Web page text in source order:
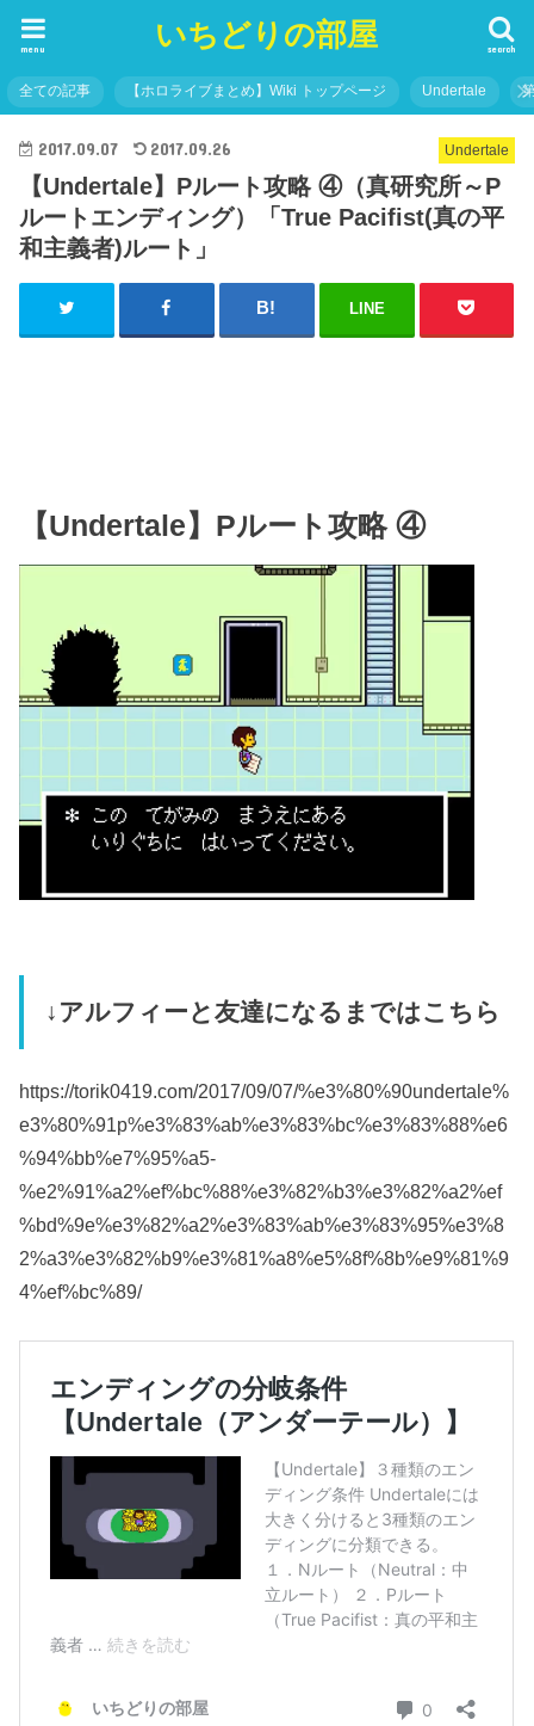
いちどりの部屋 search
menu
全ての記事 【ホロライブまとめ】Wiki トップページ Undertale
Undertale
2017.09.07 2017.09.26
【Undertale】Pルート攻略 ④（真研究所～P
ルートエンディング）「True Pacifist(真の平
和主義者)ルート」
LINE
【Undertale】Pルート攻略 ④
↓アルフィーと友達になるまではこちら
https://torik0419.com/2017/09/07/%e3%80%90undertale%
e3%80%91p%e3%83%ab%e3%83%bc%e3%83%88%e6
%94%bb%e7%95%a5-
%e2%91%a2%ef%bc%88%e3%82%b3%e3%82%a2%ef
%bd%9e%e3%82%a2%e3%83%ab%e3%83%95%e3%8
2%a3%e3%82%b9%e3%81%a8%e5%8f%8b%e9%81%9
4%ef%bc%89/